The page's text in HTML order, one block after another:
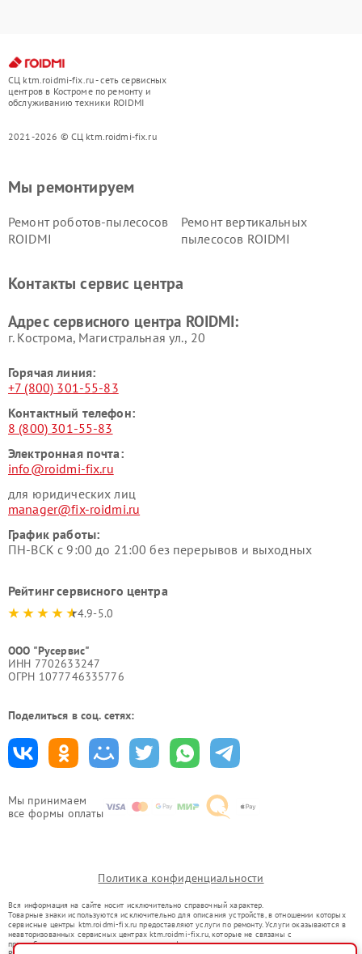
СЦ ktm.roidmi-fix.ru - сеть сервисных
центров в Костроме по ремонту и
обслуживанию техники ROIDMI
2021-2026 © СЦ ktm.roidmi-fix.ru
Мы принимаем
все формы оплаты
Мы ремонтируем
Ремонт роботов-пылесосов
ROIDMI
Ремонт вертикальных
пылесосов ROIDMI
Контакты сервис центра
Адрес сервисного центра ROIDMI:
г. Кострома, Магистральная ул., 20
Горячая линия:
+7 (800) 301-55-83
Контактный телефон:
8 (800) 301-55-83
Электронная почта:
info@roidmi-fix.ru
для юридических лиц
manager@fix-roidmi.ru
График работы:
ПН-ВСК с 9:00 до 21:00 без перерывов и выходных
Рейтинг сервисного центра
4.9-5.0
ООО "Русервис"
ИНН 7702633247
ОГРН 1077746335776
Поделиться в соц. сетях:
Политика конфиденциальности
Вся информация на сайте носит исключительно справочный характер.
Товарные знаки используются исключительно для описания устройств, в отношении которых
сервисные центры ktm.roidmi-fix.ru предоставляют услуги по ремонту. Услуги оказываются в
неавторизованных сервисных центрах ktm.roidmi-fix.ru, которые не связаны с
правообладателями товарных знаков или их официальными представителями.